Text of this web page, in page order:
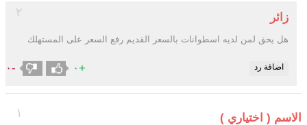
٢ زائر
هل يحق لمن لديه اسطوانات بالسعر القديم رفع السعر على المستهلك
اضافة رد +٠ -٠
١ الاسم ( اختياري )